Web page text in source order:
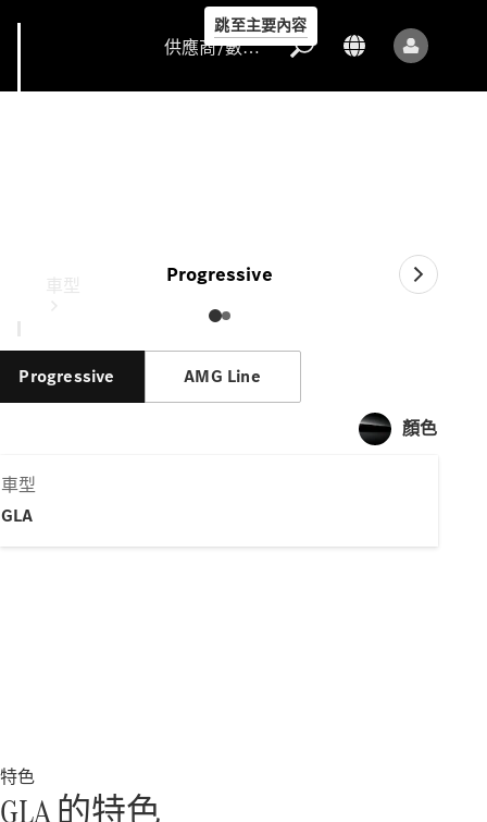
跳至主要內容
純電動車型
All Saloons
供應商/數據保護
Progressive
Progressive AMG Line
顏色
車型
GLA
特色
GLA 的特色